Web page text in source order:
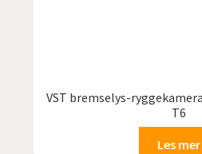
VST bremselys-
T6
Les mer